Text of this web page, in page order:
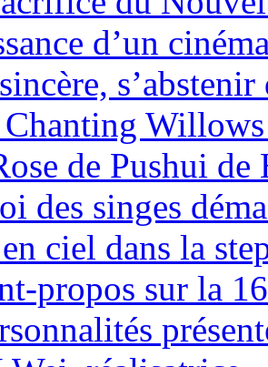
d’un
de Pushui de
des singes
ciel dans la
propos sur la